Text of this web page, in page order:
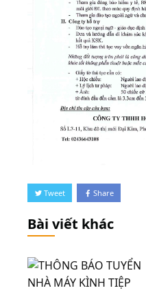
Tweet Share
Bài viết khác